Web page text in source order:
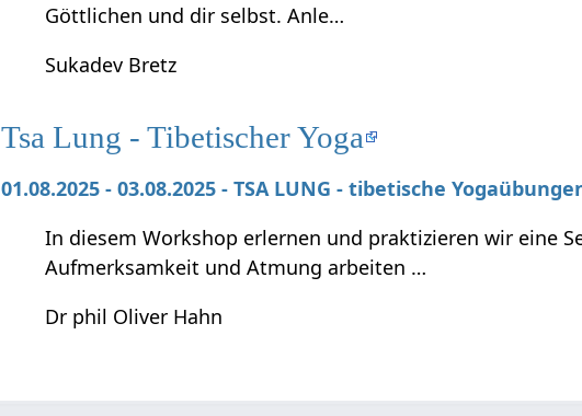
Göttlichen und dir selbst. Anle…
Sukadev Bretz
Tsa Lung - Tibetischer Yoga
01.08.2025 - 03.08.2025 - TSA LUNG - tibetische
In diesem Workshop erlernen und praktizieren wir eine
Aufmerksamkeit und Atmung arbeiten …
Dr phil Oliver Hahn